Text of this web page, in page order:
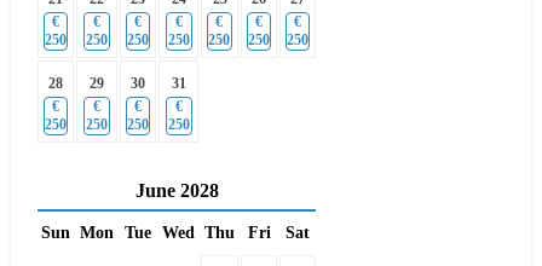
€
250
€
250
€
250
€
250
€
250
€
250
€
250
28
€
250
29
€
250
30
€
250
31
€
250
June 2028
Sun Mon Tue Wed Thu Fri Sat